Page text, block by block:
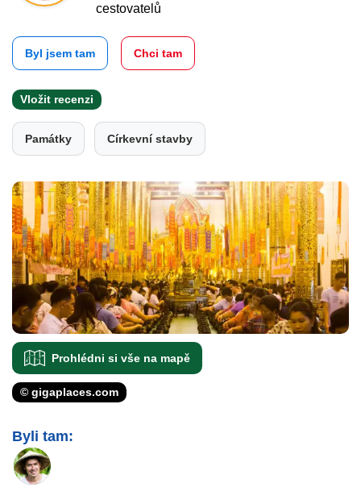
cestovatelů
Byl jsem tam Chci tam
Vložit recenzi
Památky Církevní stavby
Prohlédni si vše na mapě
© gigaplaces.com
Byli tam: